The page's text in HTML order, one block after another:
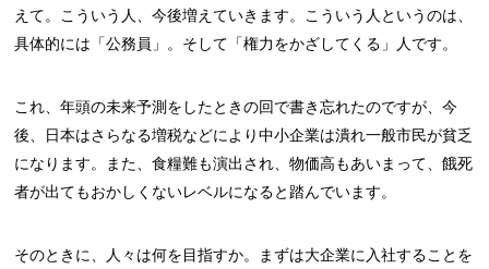
えて。こういう人、今後増えていきます。こういう人というのは、
具体的には「公務員」。そして「権力をかざしてくる」人です。
これ、年頭の未来予測をしたときの回で書き忘れたのですが、今
後、日本はさらなる増税などにより中小企業は潰れ一般市民が貧乏
になります。また、食糧難も演出され、物価高もあいまって、餓死
者が出てもおかしくないレベルになると踏んでいます。
そのときに、人々は何を目指すか。まずは大企業に入社することを